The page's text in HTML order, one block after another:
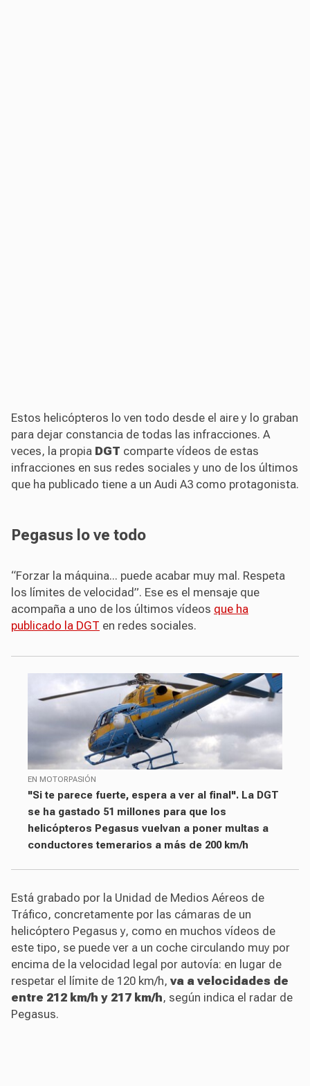
Estos helicópteros lo ven todo desde el aire y lo graban
para dejar constancia de todas las infracciones. A
veces, la propia DGT comparte vídeos de estas
infracciones en sus redes sociales y uno de los últimos
que ha publicado tiene a un Audi A3 como protagonista.
Pegasus lo ve todo
“Forzar la máquina... puede acabar muy mal. Respeta
los límites de velocidad”. Ese es el mensaje que
acompaña a uno de los últimos vídeos que ha
publicado la DGT en redes sociales.
EN MOTORPASIÓN
"Si te parece fuerte, espera a ver al final". La DGT
se ha gastado 51 millones para que los
helicópteros Pegasus vuelvan a poner multas a
conductores temerarios a más de 200 km/h
Está grabado por la Unidad de Medios Aéreos de
Tráfico, concretamente por las cámaras de un
helicóptero Pegasus y, como en muchos vídeos de
este tipo, se puede ver a un coche circulando muy por
encima de la velocidad legal por autovía: en lugar de
respetar el límite de 120 km/h, va a velocidades de
entre 212 km/h y 217 km/h, según indica el radar de
Pegasus.